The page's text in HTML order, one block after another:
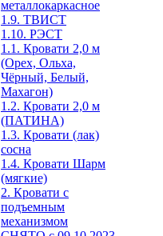
металлокаркасное
1.9. ТВИСТ
1.10. РЭСТ
1.1. Кровати 2,0 м
(Орех, Ольха,
Чёрный, Белый,
Махагон)
1.2. Кровати 2,0 м
(ПАТИНА)
1.3. Кровати (лак)
сосна
1.4. Кровати Шарм
(мягкие)
2. Кровати с
подъемным
механизмом